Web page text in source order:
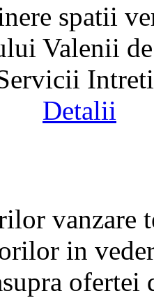
spatii
Valenii
Detalii
vanzare
in